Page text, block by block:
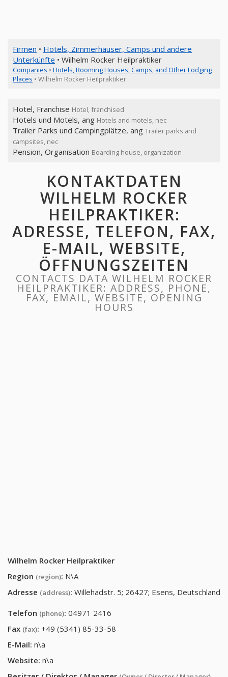
Firmen • Hotels, Zimmerhäuser, Camps und andere
Unterkünfte • Wilhelm Rocker Heilpraktiker
Companies • Hotels, Rooming Houses, Camps, and Other Lodging
Places • Wilhelm Rocker Heilpraktiker
Hotel, Franchise Hotel, franchised
Hotels und Motels, ang Hotels and motels, nec
Trailer Parks und Campingplätze, ang Trailer parks and
campsites, nec
Pension, Organisation Boarding house, organization
KONTAKTDATEN
WILHELM ROCKER
HEILPRAKTIKER:
ADRESSE, TELEFON, FAX,
E-MAIL, WEBSITE,
ÖFFNUNGSZEITEN
CONTACTS DATA WILHELM ROCKER
HEILPRAKTIKER: ADDRESS, PHONE,
FAX, EMAIL, WEBSITE, OPENING
HOURS
Wilhelm Rocker Heilpraktiker
Region (region): N\A
Adresse (address): Willehadstr. 5; 26427; Esens, Deutschland
Telefon (phone): 04971 2416
Fax (fax): +49 (5341) 85-33-58
E-Mail: n\a
Website: n\a